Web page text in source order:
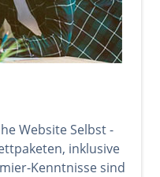
Website Selbst -
inklusive
Kenntnisse sind